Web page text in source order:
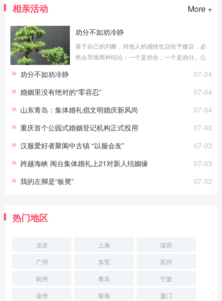
相亲活动 More +
劝分不如劝冷静
基于自己的判断，对他人的感情生活给予建议，必
然会导致两种结论：一个是劝合，一个是劝分。公
07-04
劝分不如劝冷静
07-04
婚姻里没有绝对的“零容忍”
07-04
山东青岛：集体婚礼倡文明婚庆新风尚
07-03
重庆首个公园式婚姻登记机构正式投用
07-03
汉服爱好者聚阆中古镇 “以服会友”
07-03
跨越海峡 闽台集体婚礼上21对新人结姻缘
07-02
我的左脚是“板凳”
热门地区
北京 上海
深圳
广州
东莞
苏州
杭州
青岛
宁波
金华
珠海 厦门